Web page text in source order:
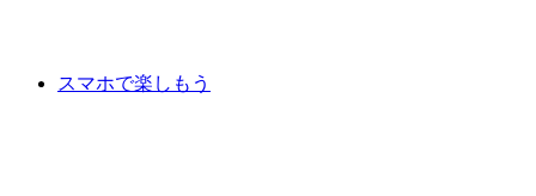
スマホで楽しもう